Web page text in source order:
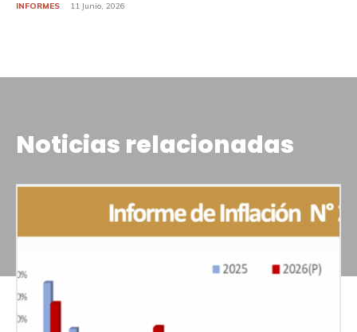
INFORMES 11 Junio, 2026
Noticias relacionadas